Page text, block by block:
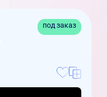
под заказ